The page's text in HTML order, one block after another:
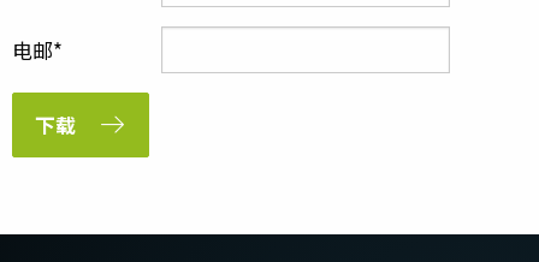
电邮
下载